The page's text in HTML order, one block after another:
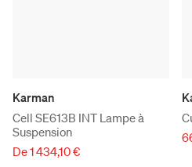
Karman
Cell SE613B INT Lampe à
Suspension
De 1 434,10 €